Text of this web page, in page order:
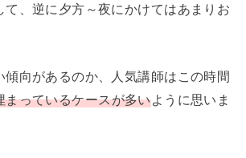
て、逆に夕方～夜にかけてはあまりお
傾向があるのか、人気講師はこの時間
まっているケースが多いように思いま